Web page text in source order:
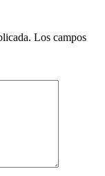
Los campos